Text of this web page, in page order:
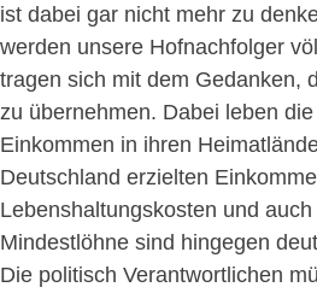
ist dabei gar nicht mehr zu
werden unsere Hofnachfolger
tragen sich mit dem Gedanken,
zu übernehmen. Dabei leben
Einkommen in ihren
Deutschland erzielten
Lebenshaltungskosten und
Mindestlöhne sind hingegen
Die politisch Verantwortlichen